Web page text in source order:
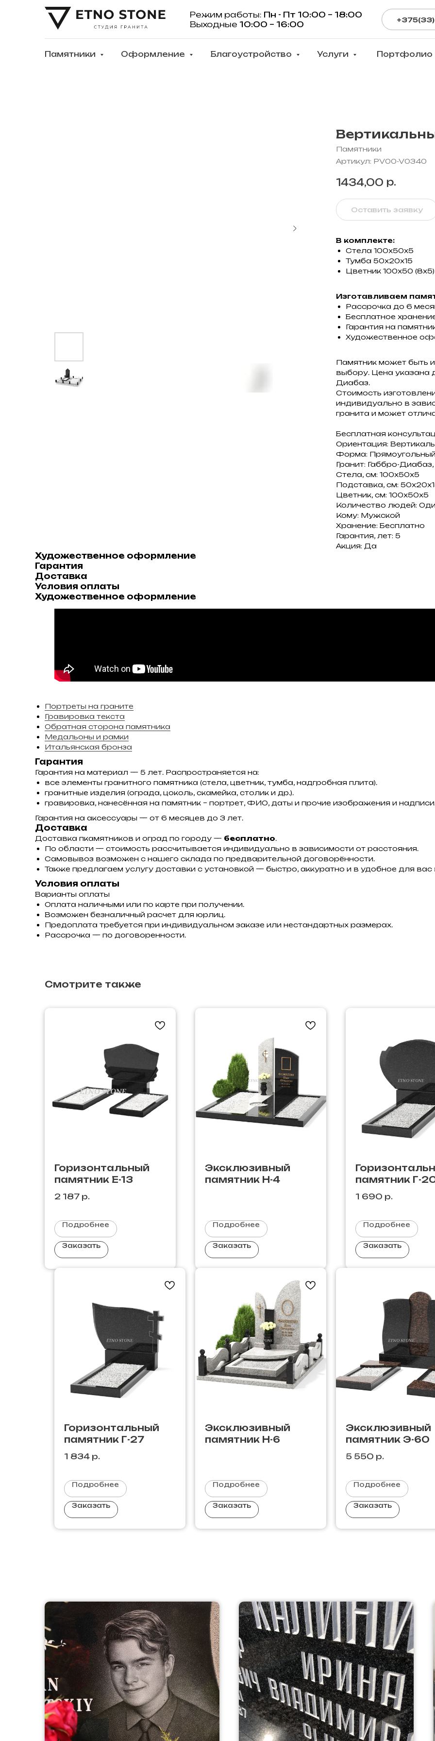
Режим работы: Пн - Пт 10:00 – 18:00
Выходные 10:00 – 16:00
Памятники Оформление Благоустройство Услуги Портфолио
Памятники
Артикул: PV00-V0340
1434,00 р.
Оставить заявку
В комплекте:
Стела 100х50х5
Тумба 50х20х15
Цветник 100х50 (8х5)
Изготавливаем
Рассрочка до 6
Бесплатное
Гарантия на
Художественное
Памятник может быть
выбору. Цена указана
Диабаз.
Стоимость
индивидуально в
гранита и может
Бесплатная
Ориентация:
Форма: Прямоугольный
Гранит: Габбро-
Стела, см: 100х50х5
Подставка, см:
Цветник, см: 100х50х5
Количество людей:
Кому: Мужской
Хранение: Бесплатно
Гарантия, лет: 5
Акция: Да
Художественное оформление
Гарантия
Доставка
Условия оплаты
Художественное оформление
Портреты на граните
Гравировка текста
Обратная сторона памятника
Медальоны и рамки
Итальянская бронза
Гарантия
Гарантия на материал — 5 лет. Распространяется на:
все элементы гранитного памятника (стела, цветник, тумба, надгробная плита).
гранитные изделия (ограда, цоколь, скамейка, столик и др.).
гравировка, нанесённая на памятник – портрет, ФИО, даты и прочие изображения и
Гарантия на аксессуары — от 6 месяцев до 3 лет.
Доставка
Доставка пкамятников и оград по городу — бесплатно.
По области — стоимость рассчитывается индивидуально в зависимости от расстояния.
Самовывоз возможен с нашего склада по предварительной договорённости.
Также предлагаем услугу доставки с установкой — быстро, аккуратно и в удобное для вас
Условия оплаты
Варианты оплаты
Оплата наличными или по карте при получении.
Возможен безналичный расчет для юрлиц.
Предоплата требуется при индивидуальном заказе или нестандартных размерах.
Рассрочка — по договоренности.
Смотрите также
Горизонтальный
памятник Е-13
2 187 р.
Подробнее
Заказать
Эксклюзивный
памятник Н-4
Подробнее
Заказать
памятник Г-
1 690 р.
Подробнее
Заказать
Горизонтальный
памятник Г-27
1 834 р.
Подробнее
Заказать
Эксклюзивный
памятник Н-6
Подробнее
Заказать
Эксклюзивный
памятник Э-60
5 550 р.
Подробнее
Заказать